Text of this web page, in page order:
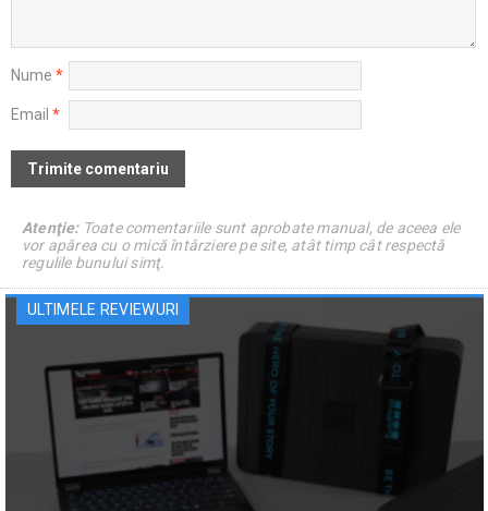
Nume *
Email *
Atenţie:Toate comentariile sunt aprobate manual, de aceea ele
vor apărea cu o mică întârziere pe site, atât timp cât respectă
regulile bunului simţ.
ULTIMELE REVIEWURI